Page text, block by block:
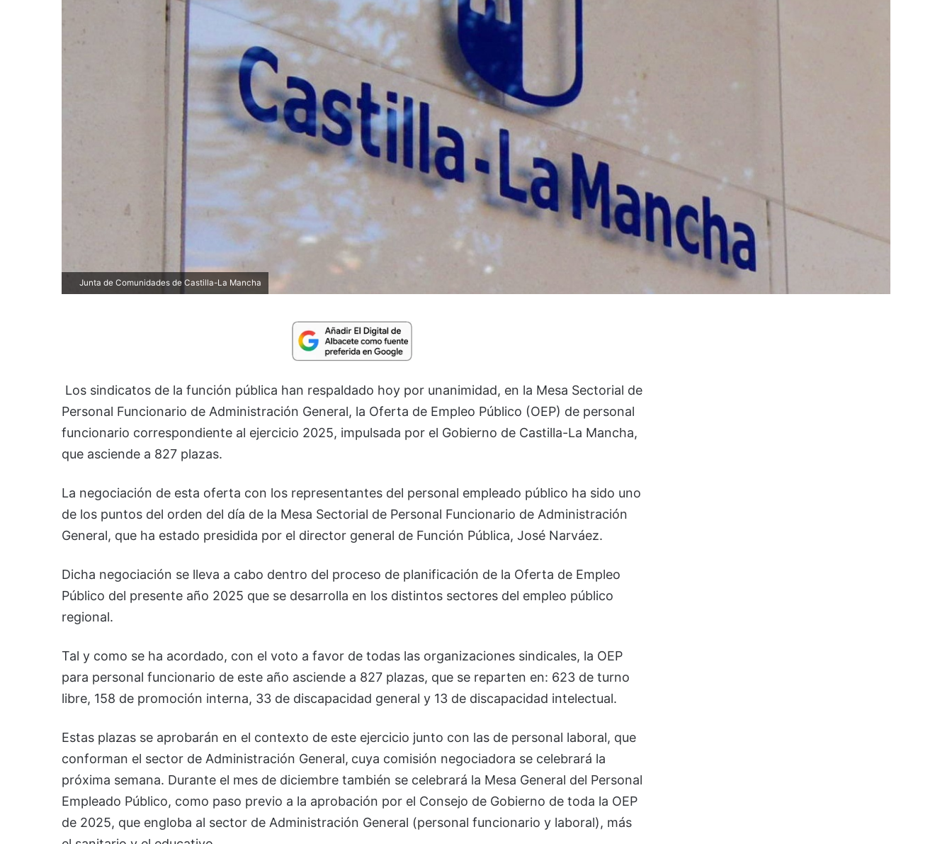
Junta de Comunidades de Castilla-La Mancha
Los sindicatos de la función pública han respaldado hoy por unanimidad, en la Mesa Sectorial de
Personal Funcionario de Administración General, la Oferta de Empleo Público (OEP) de personal
funcionario correspondiente al ejercicio 2025, impulsada por el Gobierno de Castilla-La Mancha,
que asciende a 827 plazas.
La negociación de esta oferta con los representantes del personal empleado público ha sido uno
de los puntos del orden del día de la Mesa Sectorial de Personal Funcionario de Administración
General, que ha estado presidida por el director general de Función Pública, José Narváez.
Dicha negociación se lleva a cabo dentro del proceso de planificación de la Oferta de Empleo
Público del presente año 2025 que se desarrolla en los distintos sectores del empleo público
regional.
Tal y como se ha acordado, con el voto a favor de todas las organizaciones sindicales, la OEP
para personal funcionario de este año asciende a 827 plazas, que se reparten en: 623 de turno
libre, 158 de promoción interna, 33 de discapacidad general y 13 de discapacidad intelectual.
Estas plazas se aprobarán en el contexto de este ejercicio junto con las de personal laboral, que
conforman el sector de Administración General, cuya comisión negociadora se celebrará la
próxima semana. Durante el mes de diciembre también se celebrará la Mesa General del Personal
Empleado Público, como paso previo a la aprobación por el Consejo de Gobierno de toda la OEP
de 2025, que engloba al sector de Administración General (personal funcionario y laboral), más